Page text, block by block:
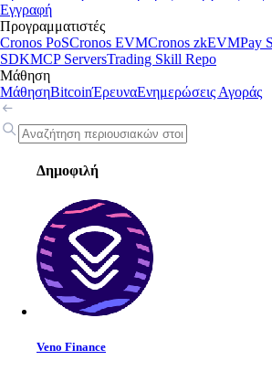
Εγγραφή
Προγραμματιστές
Cronos PoSCronos EVMCronos zkEVMPay
SDKMCP ServersTrading Skill Repo
Μάθηση
ΜάθησηBitcoinΈρευναΕνημερώσεις Αγοράς
Δημοφιλή
Veno Finance